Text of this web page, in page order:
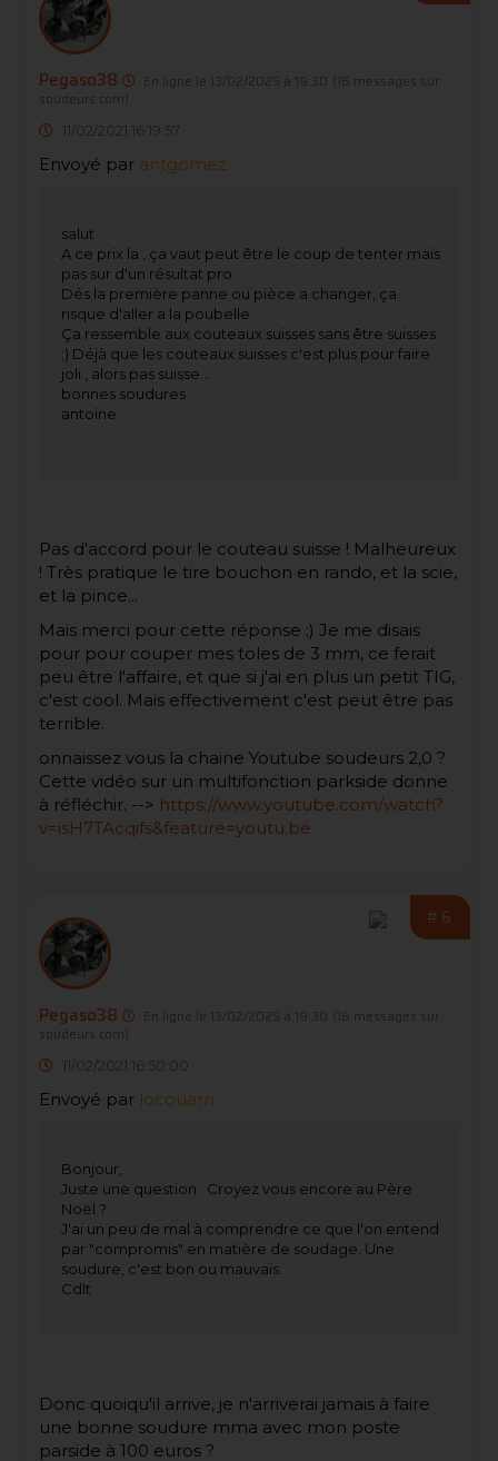
Pegaso38 En ligne le 13/02/2025 à 19:30
(16 messages sur
soudeurs.com)
11/02/2021 16:19:57
Envoyé par antgomez
salut
A ce prix la , ça vaut peut être le coup de tenter mais
pas sur d'un résultat pro.
Dés la première panne ou pièce a changer, ça
risque d'aller a la poubelle.
Ça ressemble aux couteaux suisses sans être suisses
;) Déjà que les couteaux suisses c'est plus pour faire
joli , alors pas suisse...
bonnes soudures
antoine
Pas d'accord pour le couteau suisse ! Malheureux
! Très pratique le tire bouchon en rando, et la scie,
et la pince...
Mais merci pour cette réponse ;) Je me disais
pour pour couper mes toles de 3 mm, ce ferait
peu être l'affaire, et que si j'ai en plus un petit TIG,
c'est cool. Mais effectivement c'est peut être pas
terrible.
onnaissez vous la chaine Youtube soudeurs 2,0 ?
Cette vidéo sur un multifonction parkside donne
à réfléchir. --> https://www.youtube.com/watch?
v=isH7TAcqifs&feature=youtu.be
#6
Pegaso38 En ligne le 13/02/2025 à 19:30
(16 messages sur
soudeurs.com)
11/02/2021 16:50:00
Envoyé par locouarn
Bonjour,
Juste une question : Croyez vous encore au Père
Noël ?
J'ai un peu de mal à comprendre ce que l'on entend
par "compromis" en matière de soudage. Une
soudure, c'est bon ou mauvais.
Cdlt
Donc quoiqu'il arrive, je n'arriverai jamais à faire
une bonne soudure mma avec mon poste
parside à 100 euros ?